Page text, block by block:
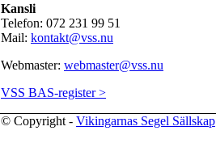
Kansli
Telefon: 072 231 99 51
Mail: kontakt@vss.nu
Webmaster: webmaster@vss.nu
VSS BAS-register >
© Copyright - Vikingarnas Segel Sällskap